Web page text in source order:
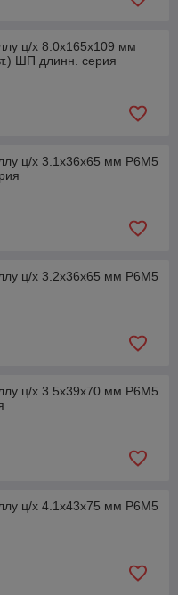
ц/х 8.0х165х109 мм
ШП длинн. серия
ц/х 3.1х36х65 мм Р6М5
ц/х 3.2х36х65 мм Р6М5
ц/х 3.5х39х70 мм Р6М5
ц/х 4.1х43х75 мм Р6М5